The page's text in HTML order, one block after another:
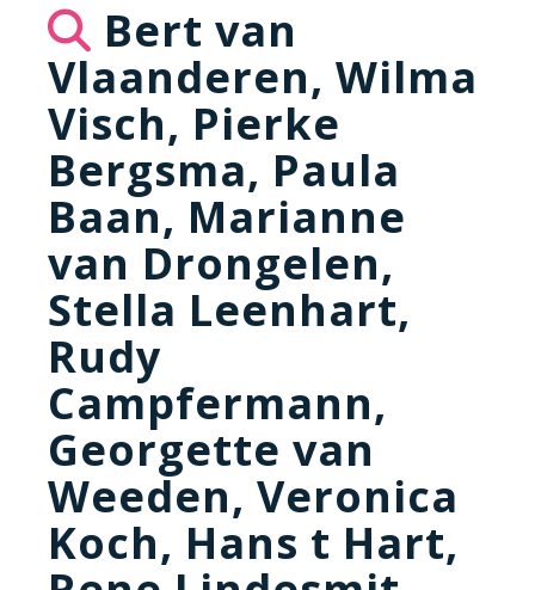
Bert van
Vlaanderen, Wilma
Visch, Pierke
Bergsma, Paula
Baan, Marianne
van Drongelen,
Stella Leenhart,
Rudy
Campfermann,
Georgette van
Weeden, Veronica
Koch, Hans t Hart,